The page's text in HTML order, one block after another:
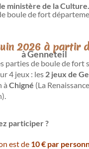
ministère de la Culture.
boule de fort
2026 à partir
à Genneteil
parties de boule de fort
4 jeux : les 2 jeux de
àChigné (La
participer ?
est de 10 € par